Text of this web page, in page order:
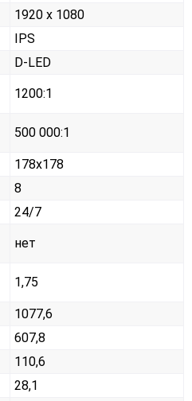
1920 x 1080
IPS
D-LED
1200:1
500 000:1
178x178
8
24/7
нет
1,75
1077,6
607,8
110,6
28,1